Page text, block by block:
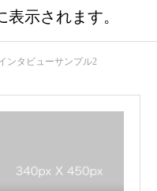
示されます。
ンタビューサンプル2